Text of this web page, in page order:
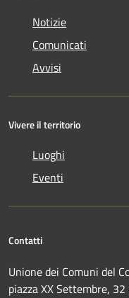
Notizie
Comunicati
Avvisi
Vivere il territorio
Luoghi
Eventi
Contatti
Unione dei Comuni del
piazza XX Settembre,